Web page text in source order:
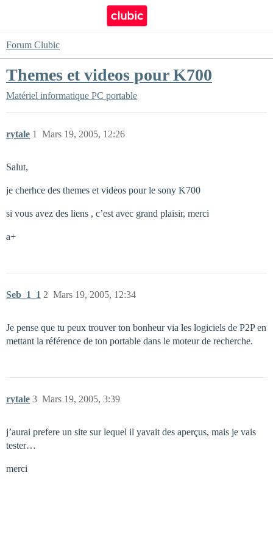
Forum Clubic
Themes et videos pour K700
Matériel informatique PC portable
rytale Mars 19, 2005, 12:26
1
Salut,
je cherhce des themes et videos pour le sony K700
si vous avez des liens , c’est avec grand plaisir, merci
a+
Seb_1_1 Mars 19, 2005, 12:34
2
Je pense que tu peux trouver ton bonheur via les logiciels de P2P en
mettant la référence de ton portable dans le moteur de recherche.
rytale Mars 19, 2005, 3:39
3
j’aurai prefere un site sur lequel il yavait des aperçus, mais je vais
tester…
merci